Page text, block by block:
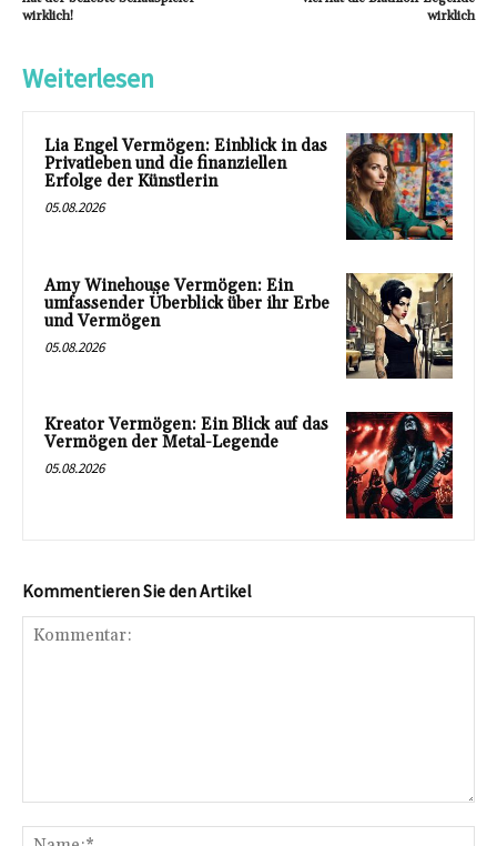
wirklich!
wirklich
Weiterlesen
Lia Engel Vermögen: Einblick in das
Privatleben und die finanziellen
Erfolge der Künstlerin
05.08.2026
Amy Winehouse Vermögen: Ein
umfassender Überblick über ihr Erbe
und Vermögen
05.08.2026
Kreator Vermögen: Ein Blick auf das
Vermögen der Metal-Legende
05.08.2026
Kommentieren Sie den Artikel